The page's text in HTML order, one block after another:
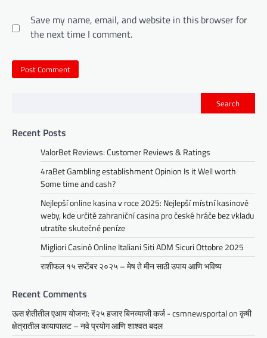
Save my name, email, and website in this browser for
the next time I comment.
Search
Recent Posts
ValorBet Reviews: Customer Reviews & Ratings
4raBet Gambling establishment Opinion Is it Well worth
Some time and cash?
Nejlepší online kasina v roce 2025: Nejlepší místní kasinové
weby, kde určitě zahraniční casina pro české hráče bez vkladu
utratíte skutečné peníze
Migliori Casinò Online Italiani Siti ADM Sicuri Ottobre 2025
राशीफल १५ सप्टेंबर २०२५ – मेष ते मीन साठी उपाय आणि भविष्य
Recent Comments
ऊस शेतीतील एआय योजना: ₹२५ हजार बिनव्याजी कर्ज - csmnewsportalonकृषी
क्षेत्रातील कायापालट – नवे प्रयोग आणि शाश्वत बदल